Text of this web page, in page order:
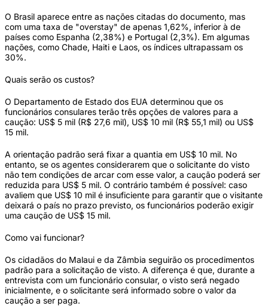
O Brasil aparece entre as nações citadas do documento, mas
com uma taxa de "overstay" de apenas 1,62%, inferior à de
países como Espanha (2,38%) e Portugal (2,3%). Em algumas
nações, como Chade, Haiti e Laos, os índices ultrapassam os
30%.
Quais serão os custos?
O Departamento de Estado dos EUA determinou que os
funcionários consulares terão três opções de valores para a
caução: US$ 5 mil (R$ 27,6 mil), US$ 10 mil (R$ 55,1 mil) ou US$
15 mil.
A orientação padrão será fixar a quantia em US$ 10 mil. No
entanto, se os agentes considerarem que o solicitante do visto
não tem condições de arcar com esse valor, a caução poderá ser
reduzida para US$ 5 mil. O contrário também é possível: caso
avaliem que US$ 10 mil é insuficiente para garantir que o visitante
deixará o país no prazo previsto, os funcionários poderão exigir
uma caução de US$ 15 mil.
Como vai funcionar?
Os cidadãos do Malaui e da Zâmbia seguirão os procedimentos
padrão para a solicitação de visto. A diferença é que, durante a
entrevista com um funcionário consular, o visto será negado
inicialmente, e o solicitante será informado sobre o valor da
caução a ser paga.